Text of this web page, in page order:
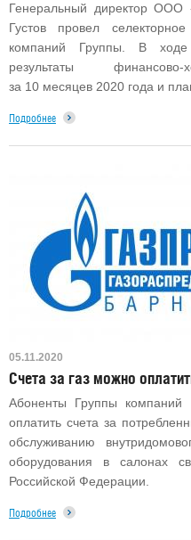
Генеральный директор ООО
Густов провел
компаний Группы. В ходе
результаты финансово-
за 10 месяцев 2020 года и
Подробнее
05.11.2020
Счета за газ можно
Абоненты Группы компаний
оплатить счета за
обслуживанию
оборудования в салонах
Российской Федерации.
Подробнее